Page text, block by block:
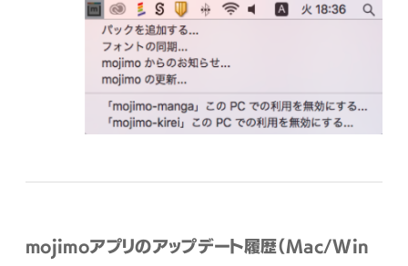
mojimoアプリのアップデート履歴（Mac/Win